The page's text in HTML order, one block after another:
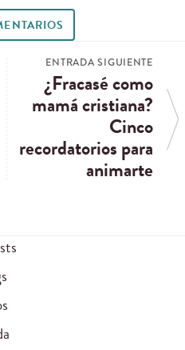
ENTRADA SIGUIENTE
¿Fracasé como
mamá cristiana?
Cinco
recordatorios para
animarte